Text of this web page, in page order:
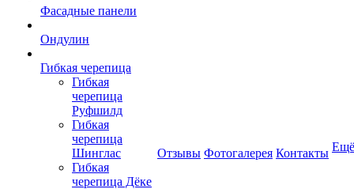
Фасадные панели
Ондулин
Гибкая черепица
Гибкая
черепица
Руфшилд
Гибкая
черепица
Шинглас
Гибкая
черепица Дёке
Отзывы Фотогалерея Контакты Ещё